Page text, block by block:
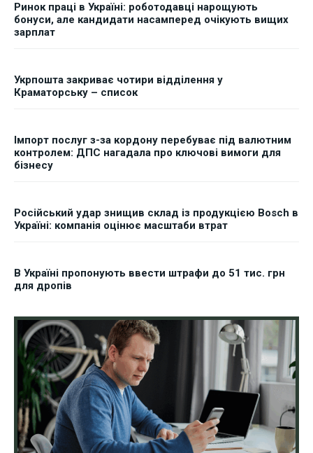
Ринок праці в Україні: роботодавці нарощують
бонуси, але кандидати насамперед очікують вищих
зарплат
Укрпошта закриває чотири відділення у
Краматорську – список
Імпорт послуг з-за кордону перебуває під валютним
контролем: ДПС нагадала про ключові вимоги для
бізнесу
Російський удар знищив склад із продукцією Bosch в
Україні: компанія оцінює масштаби втрат
В Україні пропонують ввести штрафи до 51 тис. грн
для дропів